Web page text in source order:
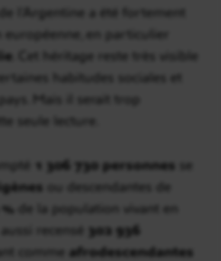
l’Argentine a été fortement
en particulier
. Cet héritage reste très visible
habitudes sociales et
Mais il serait trop
seule lecture.
1 306 730 personnes se
ou descendantes de
de la population vivant en
recensé 302 936
comme afrodescendantes